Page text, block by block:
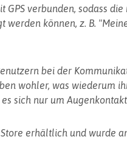
GPS verbunden, sodass
werden können, z. B.
bei der
wohler, was wiederum
sich nur um
erhältlich und wurde